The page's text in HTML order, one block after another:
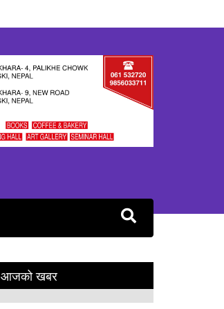
आजको खबर